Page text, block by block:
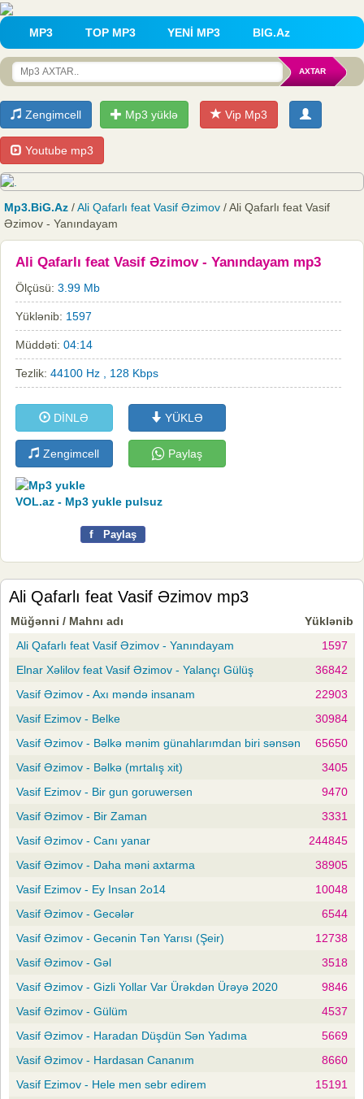
MP3 TOP MP3 YENİ MP3 BIG.Az
Zengimcell Mp3 yüklə Vip Mp3
Youtube mp3
Mp3.BiG.Az /Ali Qafarlı feat Vasif Əzimov / Ali Qafarlı feat Vasif
Əzimov - Yanındayam
Ali Qafarlı feat Vasif Əzimov - Yanındayam mp3
Ölçüsü: 3.99 Mb
Yüklənib: 1597
Müddəti: 04:14
Tezlik: 44100 Hz , 128 Kbps
DİNLƏ YÜKLƏ
Zengimcell Paylaş
VOL.az - Mp3 yukle pulsuz
f Paylaş
Ali Qafarlı feat Vasif Əzimov mp3
Müğənni / Mahnı adı
Yüklənib
Ali Qafarlı feat Vasif Əzimov - Yanındayam
1597
Elnar Xəlilov feat Vasif Əzimov - Yalançı Gülüş
36842
Vasif Əzimov - Axı məndə insanam
22903
Vasif Ezimov - Belke
30984
Vasif Əzimov - Bəlkə mənim günahlarımdan biri sənsən
65650
Vasif Əzimov - Bəlkə (mrtalış xit)
3405
Vasif Ezimov - Bir gun goruwersen
9470
Vasif Əzimov - Bir Zaman
3331
Vasif Əzimov - Canı yanar
244845
Vasif Əzimov - Daha məni axtarma
38905
Vasif Ezimov - Ey Insan 2o14
10048
Vasif Əzimov - Gecələr
6544
Vasif Əzimov - Gecənin Tən Yarısı (Şeir)
12738
Vasif Əzimov - Gəl
3518
Vasif Əzimov - Gizli Yollar Var Ürəkdən Ürəyə 2020
9846
Vasif Əzimov - Gülüm
4537
Vasif Əzimov - Haradan Düşdün Sən Yadıma
5669
Vasif Əzimov - Hardasan Cananım
8660
Vasif Ezimov - Hele men sebr edirem
15191